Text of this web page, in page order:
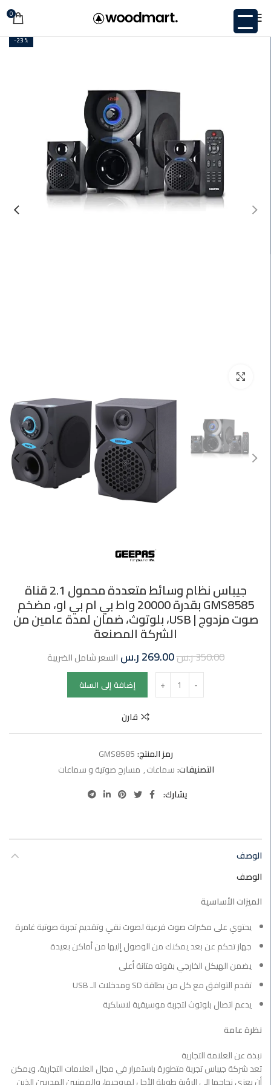
0
-23%
جيباس نظام وسائط متعددة محمول 2.1 قناة
GMS8585 بقدرة 20000 واط بي ام بي او، مضخم
صوت مزدوج | USB، بلوتوث، ضمان لمدة عامين من
الشركة المصنعة
350.00ر.س269.00ر.س السعر شامل الضريبة
إضافة إلى السلة
قارن
رمز المنتج:GMS8585
التصنيفات:سماعات, مسارح صوتية و سماعات
يشارك
الوصف
الوصف
الميزات الأساسية
يحتوي على مكبرات صوت فرعية لصوت نقي وتقديم تجربة صوتية غامرة
جهاز تحكم عن بعد يمكنك من الوصول إليها من أماكن بعيدة
يضمن الهيكل الخارجي بقوته متانة أعلى
تقدم التوافق مع كل من بطاقة SD ومدخلات الـ USB
يدعم اتصال بلوتوث لتجربة موسيقية لاسلكية
نظرة عامة
نبذة عن العلامة التجارية
تعد شركة جيباس تجربة متطورة باستمرار في مجال العلامات التجارية، ويمكن
أن يعزى نجاحها إلى الرؤية طويلة الأجل لمروجيها، والمهنيين المدربين الذين